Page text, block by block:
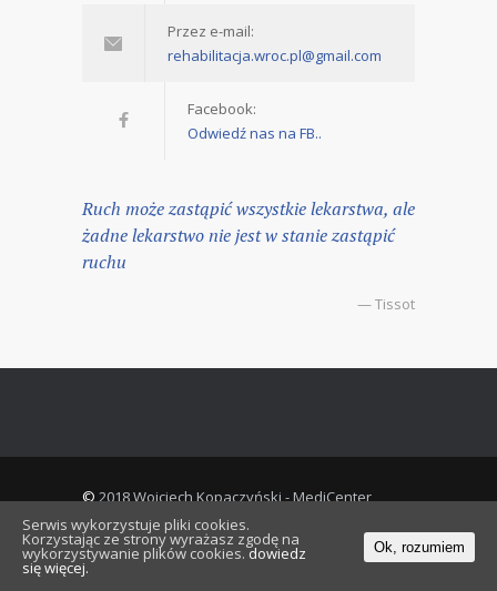
Przez e-mail:
rehabilitacja.wroc.pl@gmail.com
Facebook:
Odwiedź nas na FB..
Ruch może zastąpić wszystkie lekarstwa, ale
żadne lekarstwo nie jest w stanie zastąpić
ruchu
— Tissot
©2018 Wojciech Kopaczyński - MediCenter
Serwis wykorzystuje pliki cookies.
Korzystając ze strony wyrażasz zgodę na
wykorzystywanie plików cookies.dowiedz
się więcej.
Ok, rozumiem